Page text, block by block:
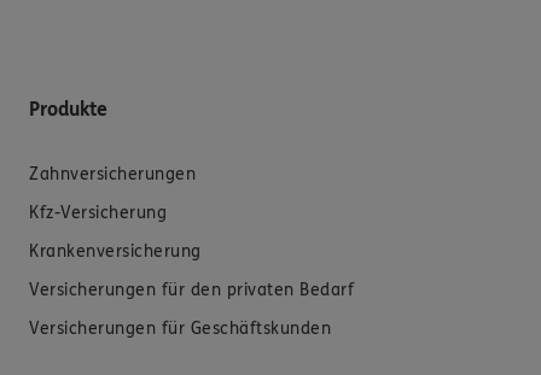
Produkte
Zahnversicherungen
Kfz-Versicherung
Krankenversicherung
Versicherungen für den privaten Bedarf
Versicherungen für Geschäftskunden